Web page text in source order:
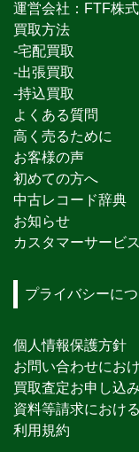
運営会社：FTF株
買取方法
-宅配買取
-出張買取
-持込買取
よくある質問
高く売るために
お客様の声
初めての方へ
中古レコード辞典
お知らせ
カスタマーサービス
プライバシーに
個人情報保護方針
お問い合わせにお
買取査定お申し込
資料等請求におけ
利用規約